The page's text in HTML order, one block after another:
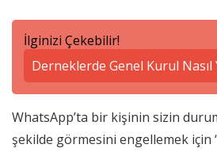
İlginizi Çekebilir!
Derneklerde Genel Kurul Nasıl
WhatsApp’ta bir kişinin sizin
şekilde görmesini engellemek için